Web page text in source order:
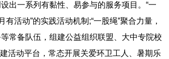
出一系列有黏性、易参与的服务项目。“一
活动”的实践活动机制;“一股绳”聚合力量，
常备队伍，组建公益组织联盟、大中专院校
活动平台，常态开展关爱环卫工人、暑期乐